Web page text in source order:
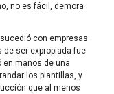
no es fácil, demora
con empresas
ser expropiada fue
en manos de una
los plantillas, y
que al menos